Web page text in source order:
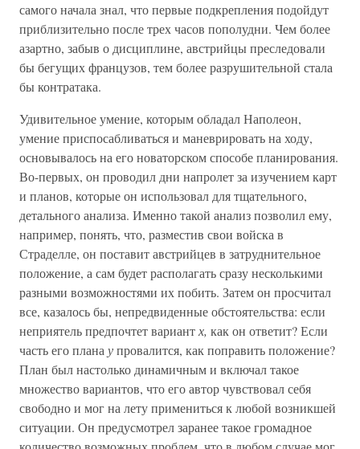
самого начала знал, что первые подкрепления подойдут
приблизительно после трех часов пополудни. Чем более
азартно, забыв о дисциплине, австрийцы преследовали
бы бегущих французов, тем более разрушительной стала
бы контратака.
Удивительное умение, которым обладал Наполеон,
умение приспосабливаться и маневрировать на ходу,
основывалось на его новаторском способе планирования.
Во-первых, он проводил дни напролет за изучением карт
и планов, которые он использовал для тщательного,
детального анализа. Именно такой анализ позволил ему,
например, понять, что, разместив свои войска в
Страделле, он поставит австрийцев в затруднительное
положение, а сам будет располагать сразу несколькими
разными возможностями их побить. Затем он просчитал
все, казалось бы, непредвиденные обстоятельства: если
неприятель предпочтет вариантх, как он ответит? Если
часть его плана упровалится, как поправить положение?
План был настолько динамичным и включал такое
множество вариантов, что его автор чувствовал себя
свободно и мог на лету примениться к любой возникшей
ситуации. Он предусмотрел заранее такое громадное